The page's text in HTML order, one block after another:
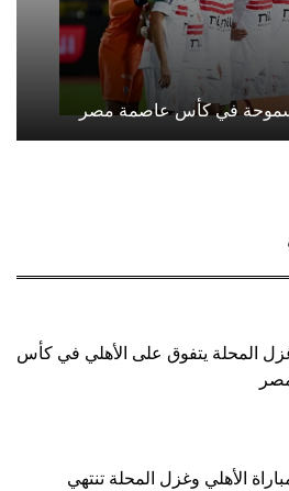
سموحة في كأس عاصمة مصر
المحلة يتفوق على الأهلي في كأس
الأهلي وغزل المحلة تنتهي